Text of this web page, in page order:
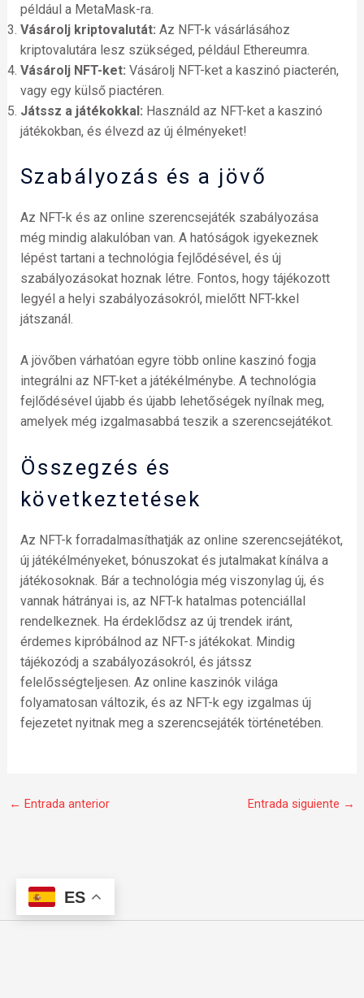
például a MetaMask-ra.
Vásárolj kriptovalutát: Az NFT-k vásárlásához
kriptovalutára lesz szükséged, például Ethereumra.
Vásárolj NFT-ket: Vásárolj NFT-ket a kaszinó piacterén,
vagy egy külső piactéren.
Játssz a játékokkal: Használd az NFT-ket a kaszinó
játékokban, és élvezd az új élményeket!
Szabályozás és a jövő
Az NFT-k és az online szerencsejáték szabályozása
még mindig alakulóban van. A hatóságok igyekeznek
lépést tartani a technológia fejlődésével, és új
szabályozásokat hoznak létre. Fontos, hogy tájékozott
legyél a helyi szabályozásokról, mielőtt NFT-kkel
játszanál.
A jövőben várhatóan egyre több online kaszinó fogja
integrálni az NFT-ket a játékélménybe. A technológia
fejlődésével újabb és újabb lehetőségek nyílnak meg,
amelyek még izgalmasabbá teszik a szerencsejátékot.
Összegzés és
következtetések
Az NFT-k forradalmasíthatják az online szerencsejátékot,
új játékélményeket, bónuszokat és jutalmakat kínálva a
játékosoknak. Bár a technológia még viszonylag új, és
vannak hátrányai is, az NFT-k hatalmas potenciállal
rendelkeznek. Ha érdeklődsz az új trendek iránt,
érdemes kipróbálnod az NFT-s játékokat. Mindig
tájékozódj a szabályozásokról, és játssz
felelősségteljesen. Az online kaszinók világa
folyamatosan változik, és az NFT-k egy izgalmas új
fejezetet nyitnak meg a szerencsejáték történetében.
← Entrada anterior Entrada siguiente →
ES